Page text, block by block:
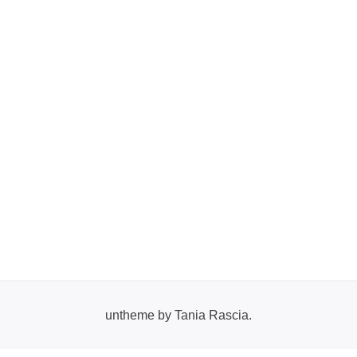
untheme by Tania Rascia.